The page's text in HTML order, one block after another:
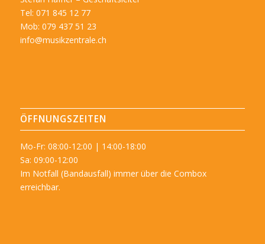
Tel: 071 845 12 77
Mob: 079 437 51 23
info@musikzentrale.ch
ÖFFNUNGSZEITEN
Mo-Fr: 08:00-12:00 | 14:00-18:00
Sa: 09:00-12:00
Im Notfall (Bandausfall) immer über die Combox
erreichbar.